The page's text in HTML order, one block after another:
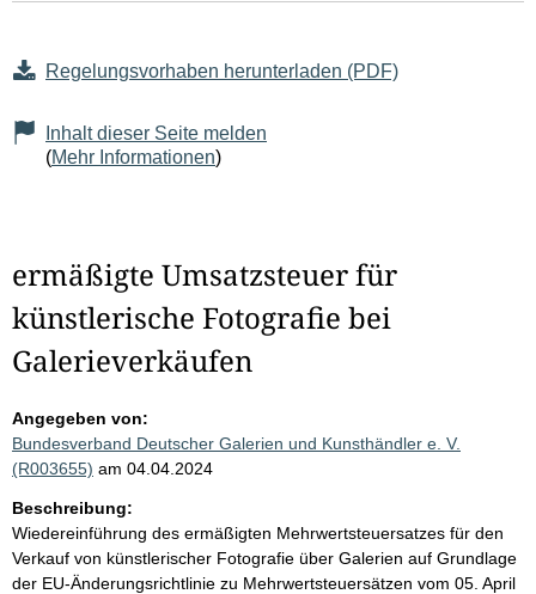
Regelungsvorhaben herunterladen (PDF)
Inhalt dieser Seite melden
(Mehr Informationen)
ermäßigte Umsatzsteuer für
künstlerische Fotografie bei
Galerieverkäufen
Angegeben von:
Bundesverband Deutscher Galerien und Kunsthändler e. V.
(R003655) am 04.04.2024
Beschreibung:
Wiedereinführung des ermäßigten Mehrwertsteuersatzes für den
Verkauf von künstlerischer Fotografie über Galerien auf Grundlage
der EU-Änderungsrichtlinie zu Mehrwertsteuersätzen vom 05. April